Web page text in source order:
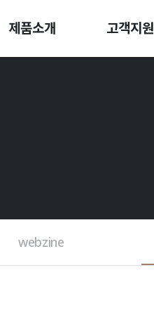
제품소개 고객지원
webzine